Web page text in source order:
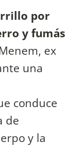
por
y fumás
ex
una
conduce
de
y la